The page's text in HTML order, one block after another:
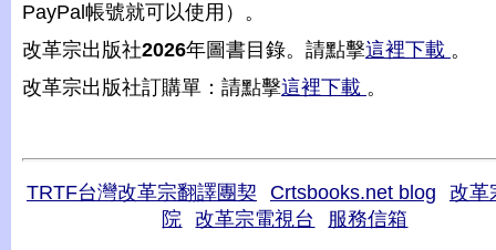
PayPal帳號就可以使用）。
改革宗出版社2026年圖書目錄。請點擊這裡下載 。
改革宗出版社訂購單：請點擊這裡下載 。
TRTF台灣改革宗翻譯團契 Crtsbooks.net blog
改革
院
改革宗電視台 服務信箱